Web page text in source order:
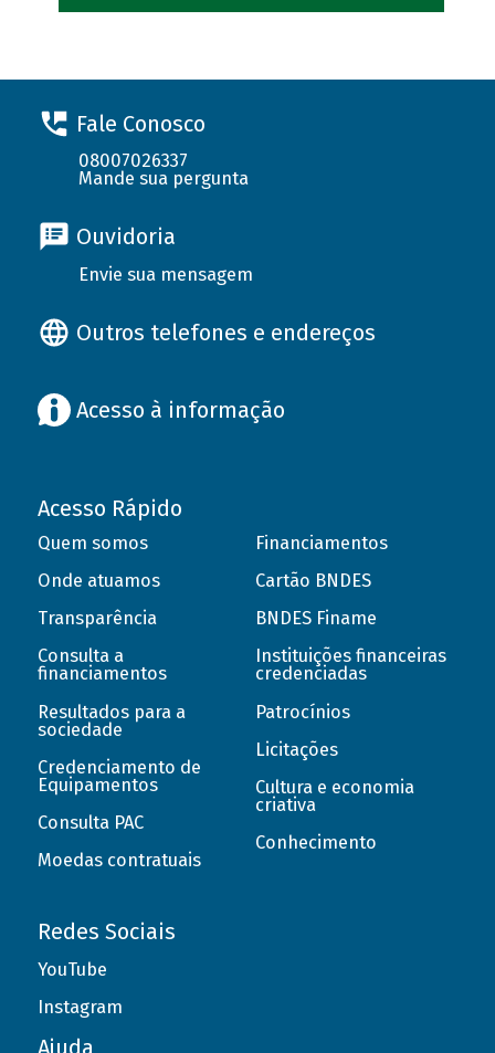
Fale Conosco
08007026337
Mande sua pergunta
Ouvidoria
Envie sua mensagem
Outros telefones e endereços
Acesso à informação
Acesso Rápido
Quem somos
Onde atuamos
Transparência
Consulta a
financiamentos
Resultados para a
sociedade
Credenciamento de
Equipamentos
Consulta PAC
Moedas contratuais
Financiamentos
Cartão BNDES
BNDES Finame
Instituições financeiras
credenciadas
Patrocínios
Licitações
Cultura e economia
criativa
Conhecimento
Redes Sociais
YouTube
Instagram
Ajuda